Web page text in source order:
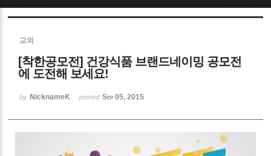
교외
[착한공모전] 건강식품 브랜드네이밍 공모전
에 도전해 보세요!
by NicknameK posted Sep 05, 2015
Sketchbook5, 스케치북5
Sketchbook5, 스케치북5